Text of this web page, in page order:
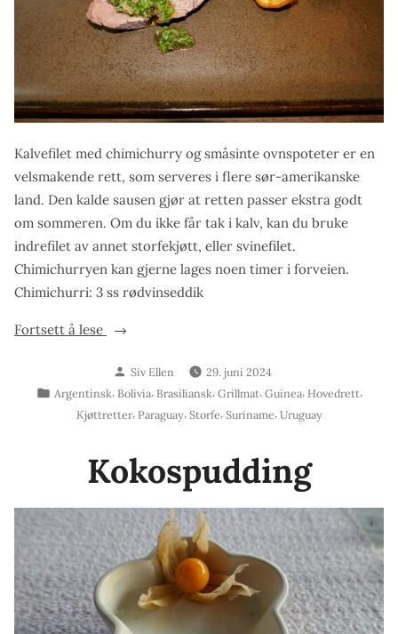
Kalvefilet med chimichurry og småsinte ovnspoteter er en
velsmakende rett, som serveres i flere sør-amerikanske
land. Den kalde sausen gjør at retten passer ekstra godt
om sommeren. Om du ikke får tak i kalv, kan du bruke
indrefilet av annet storfekjøtt, eller svinefilet.
Chimichurryen kan gjerne lages noen timer i forveien.
Chimichurri: 3 ss rødvinseddik
Fortsett å lese
«Kalvefilet
chimichurry
og
småsinte
Skrevet
av
Siv Ellen
29. juni 2024
Publisert
Argentinsk, Bolivia, Brasiliansk, Grillmat, Guinea, Hovedrett,
Kjøttretter, Paraguay, Storfe, Suriname, Uruguay
Kokospudding